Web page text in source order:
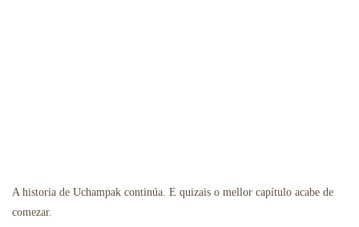
A historia de Uchampak continúa. E quizais o mellor capítulo acabe de
comezar.